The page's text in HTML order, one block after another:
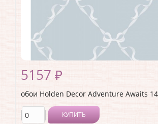
5157 ₽
обои Holden Decor Adventure Awaits
КУПИТЬ